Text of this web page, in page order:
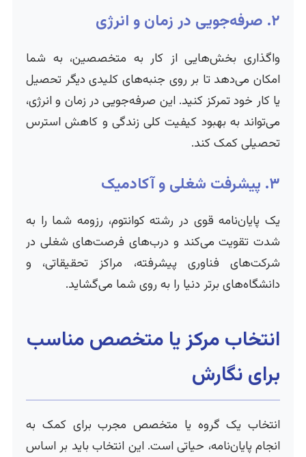
۲. صرفه‌جویی در زمان و انرژی
واگذاری بخش‌هایی از کار به متخصصین، به شما
امکان می‌دهد تا بر روی جنبه‌های کلیدی دیگر تحصیل
یا کار خود تمرکز کنید. این صرفه‌جویی در زمان و انرژی،
می‌تواند به بهبود کیفیت کلی زندگی و کاهش استرس
تحصیلی کمک کند.
۳. پیشرفت شغلی و آکادمیک
یک پایان‌نامه قوی در رشته کوانتوم، رزومه شما را به
شدت تقویت می‌کند و درب‌های فرصت‌های شغلی در
شرکت‌های فناوری پیشرفته، مراکز تحقیقاتی، و
دانشگاه‌های برتر دنیا را به روی شما می‌گشاید.
انتخاب مرکز یا متخصص مناسب
برای نگارش
انتخاب یک گروه یا متخصص مجرب برای کمک به
انجام پایان‌نامه، حیاتی است. این انتخاب باید بر اساس